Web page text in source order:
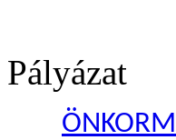
Pályázat